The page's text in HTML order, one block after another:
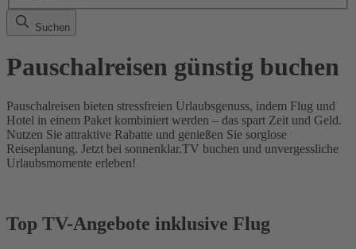
Suchen
Pauschalreisen günstig buchen
Pauschalreisen bieten stressfreien Urlaubsgenuss, indem Flug und
Hotel in einem Paket kombiniert werden – das spart Zeit und Geld.
Nutzen Sie attraktive Rabatte und genießen Sie sorglose
Reiseplanung. Jetzt bei sonnenklar.TV buchen und unvergessliche
Urlaubsmomente erleben!
Top TV-Angebote inklusive Flug